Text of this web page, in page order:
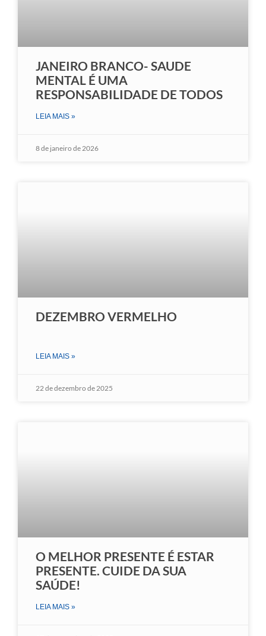
JANEIRO BRANCO- SAUDE
MENTAL É UMA
RESPONSABILIDADE DE TODOS
LEIA MAIS »
8 de janeiro de 2026
DEZEMBRO VERMELHO
LEIA MAIS »
22 de dezembro de 2025
O MELHOR PRESENTE É ESTAR
PRESENTE. CUIDE DA SUA
SAÚDE!
LEIA MAIS »